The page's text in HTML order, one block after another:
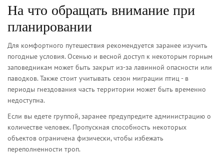
На что обращать внимание при
планировании
Для комфортного путешествия рекомендуется заранее изучить
погодные условия. Осенью и весной доступ к некоторым горным
заповедникам может быть закрыт из-за лавинной опасности или
паводков. Также стоит учитывать сезон миграции птиц - в
периоды гнездования часть территории может быть временно
недоступна.
Если вы едете группой, заранее предупредите администрацию о
количестве человек. Пропускная способность некоторых
объектов ограничена физически, чтобы избежать
переполненности троп.